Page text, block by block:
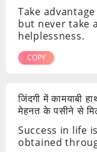
Take
but never take
helplessness.
COPY
जिंदगी में कामयाबी
मेहनत के पसीने से
Success in life
obtained